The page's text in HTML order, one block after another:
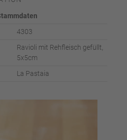
4303
Ravioli mit Rehfleisch gefüllt,
5x5cm
La Pastaia